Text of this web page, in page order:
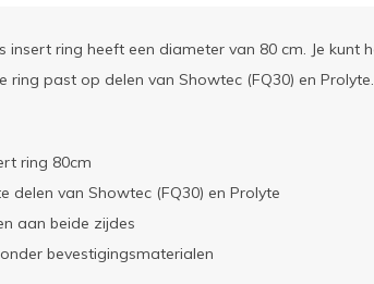
insert ring heeft een diameter van 80 cm. Je
ring past op delen van Showtec (FQ30) en Prolyte.
ring 80cm
delen van Showtec (FQ30) en Prolyte
aan beide zijdes
bevestigingsmaterialen